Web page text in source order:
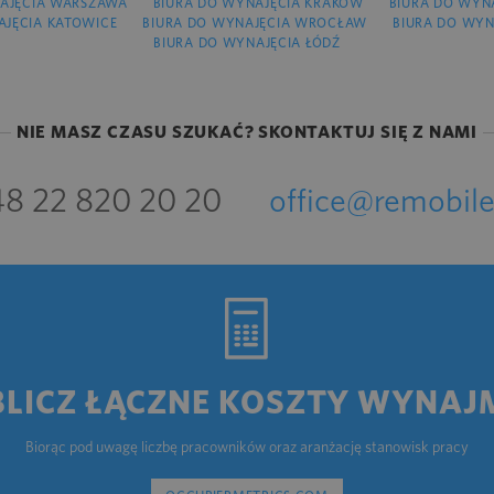
KATOWICE
BIURA DO WYNAJĘCIA WROCŁAW
BIURA DO
BIURA DO WYNAJĘCIA ŁÓDŹ
NIE MASZ CZASU SZUKAĆ? SKONTAKTUJ SIĘ Z NAMI
22 820 20 20
ŁĄCZNE KOSZTY
Biorąc pod uwagę liczbę pracowników oraz aranżację stanowisk pracy